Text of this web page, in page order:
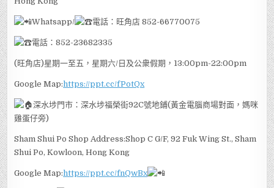
Whatsapp/ 電話：旺角店 852-66770075
電話：852-23682335
(旺角店)星期一至五，星期六/日及公衆假期，13:00pm-22:00pm
Google Map:https://ppt.cc/fPotQx
深水埗門市：深水埗福榮街92C號地鋪(黃金電腦商場對面，媽咪
雞蛋仔旁)
Sham Shui Po Shop Address:Shop C G/F, 92 Fuk Wing St., Sham
Shui Po, Kowloon, Hong Kong
Google Map:https://ppt.cc/fnQwBx